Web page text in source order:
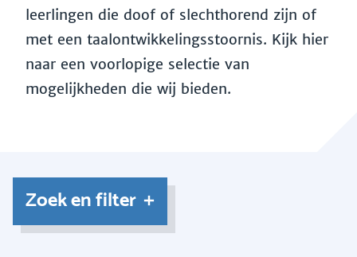
leerlingen die doof of slechthorend zijn of
met een taalontwikkelingsstoornis. Kijk hier
naar een voorlopige selectie van
mogelijkheden die wij bieden.
Zoek en filter